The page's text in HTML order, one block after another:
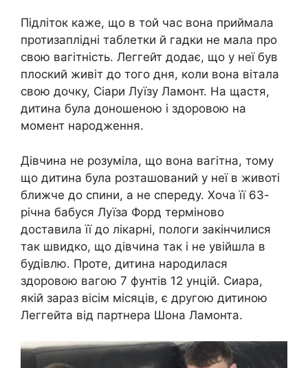
Підліток каже, що в той час вона приймала
протизаплідні таблетки й гадки не мала про
свою вагітність. Леггейт додає, що у неї був
плоский живіт до того дня, коли вона вітала
свою дочку, Сіари Луїзу Ламонт. На щастя,
дитина була доношеною і здоровою на
момент народження.
Дівчина не розуміла, що вона вагітна, тому
що дитина була розташований у неї в животі
ближче до спини, а не спереду. Хоча її 63-
річна бабуся Луїза Форд терміново
доставила її до лікарні, пологи закінчилися
так швидко, що дівчина так і не увійшла в
будівлю. Проте, дитина народилася
здоровою вагою 7 фунтів 12 унцій. Сиара,
якій зараз вісім місяців, є другою дитиною
Леггейта від партнера Шона Ламонта.